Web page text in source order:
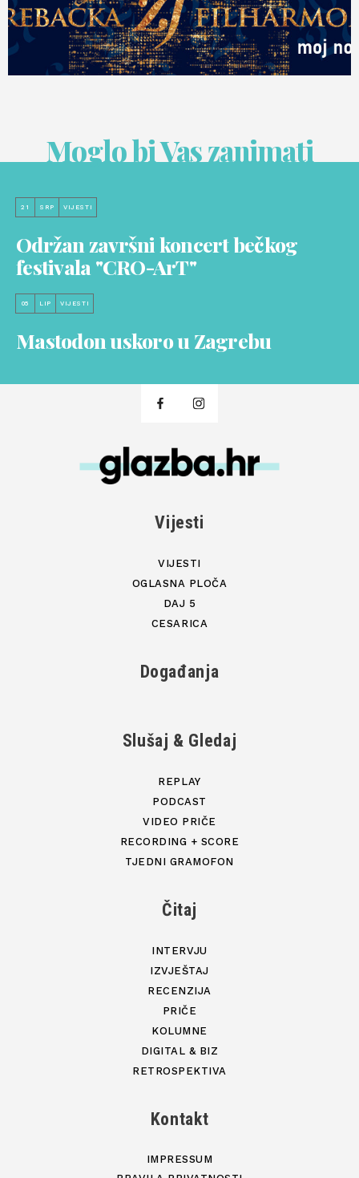
Moglo bi Vas zanimati
21 SRP VIJESTI
Održan završni koncert bečkog
festivala "CRO-ArT"
05 LIP VIJESTI
Mastodon uskoro u Zagrebu
Vijesti
VIJESTI
OGLASNA PLOČA
DAJ 5
CESARICA
Događanja
Slušaj & Gledaj
REPLAY
PODCAST
VIDEO PRIČE
RECORDING + SCORE
TJEDNI GRAMOFON
Čitaj
INTERVJU
IZVJEŠTAJ
RECENZIJA
PRIČE
KOLUMNE
DIGITAL & BIZ
RETROSPEKTIVA
Kontakt
IMPRESSUM